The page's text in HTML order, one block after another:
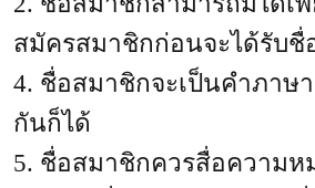
สมัครสมาชิกก่อนจะได้รับชื่
4. ชื่อสมาชิกจะเป็นคำภาษ
กันก็ได้
5. ชื่อสมาชิกควรสื่อความ